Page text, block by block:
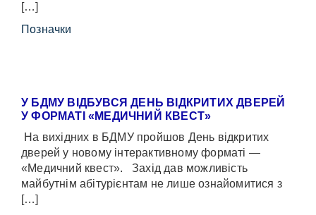
[…]
Позначки
У БДМУ ВІДБУВСЯ ДЕНЬ ВІДКРИТИХ ДВЕРЕЙ
У ФОРМАТІ «МЕДИЧНИЙ КВЕСТ»
На вихідних в БДМУ пройшов День відкритих
дверей у новому інтерактивному форматі —
«Медичний квест». Захід дав можливість
майбутнім абітурієнтам не лише ознайомитися з
[…]